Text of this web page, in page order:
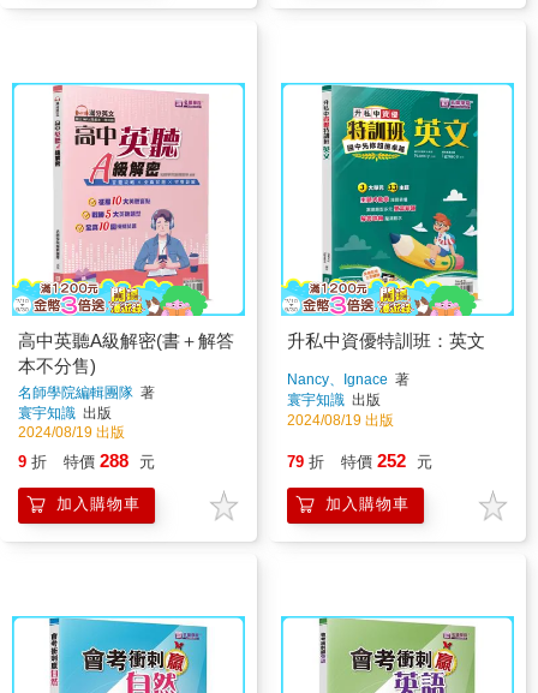
高中英聽A級解密(書＋解答
本不分售)
名師學院編輯團隊 著
寰宇知識 出版
2024/08/19 出版
9 折 特價 288 元
加入購物車
升私中資優特訓班：英文
Nancy、Ignace 著
寰宇知識 出版
2024/08/19 出版
79 折 特價 252 元
加入購物車